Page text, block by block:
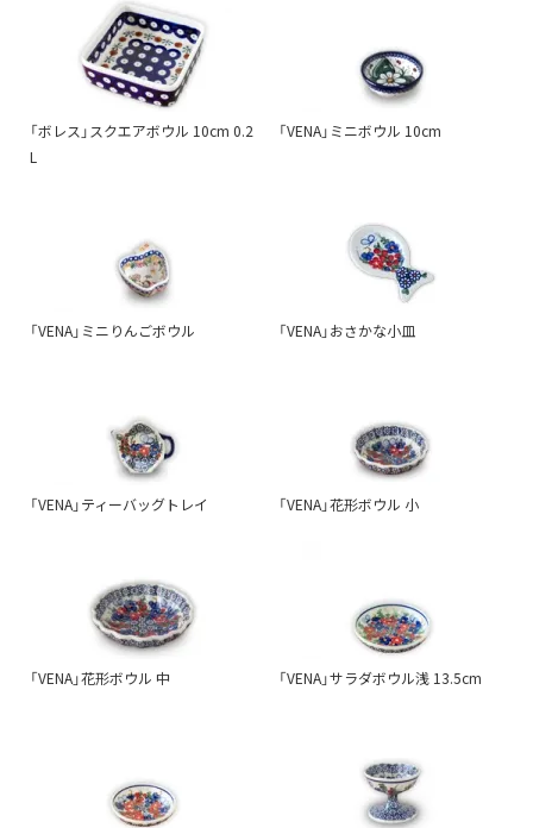
「ボレス」スクエアボウル 10cm 0.2
L
「VENA」ミニボウル 10cm
「VENA」ミニりんごボウル 「VENA」おさかな小皿
「VENA」ティーバッグトレイ 「VENA」花形ボウル 小
「VENA」花形ボウル 中 「VENA」サラダボウル浅 13.5cm